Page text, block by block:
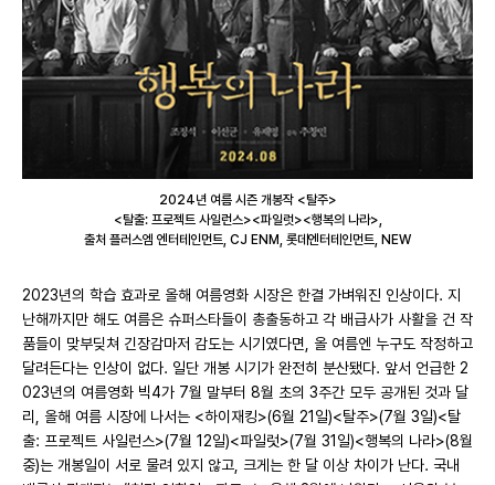
2024년 여름 시즌 개봉작 <탈주>
<탈출: 프로젝트 사일런스><파일럿><행복의 나라>,
출처 플러스엠 엔터테인먼트, CJ ENM, 롯데엔터테인먼트, NEW
2023년의 학습 효과로 올해 여름영화 시장은 한결 가벼워진 인상이다. 지
난해까지만 해도 여름은 슈퍼스타들이 총출동하고 각 배급사가 사활을 건 작
품들이 맞부딪쳐 긴장감마저 감도는 시기였다면, 올 여름엔 누구도 작정하고
달려든다는 인상이 없다. 일단 개봉 시기가 완전히 분산됐다. 앞서 언급한 2
023년의 여름영화 빅4가 7월 말부터 8월 초의 3주간 모두 공개된 것과 달
리, 올해 여름 시장에 나서는 <하이재킹>(6월 21일)<탈주>(7월 3일)<탈
출: 프로젝트 사일런스>(7월 12일)<파일럿>(7월 31일)<행복의 나라>(8월
중)는 개봉일이 서로 물려 있지 않고, 크게는 한 달 이상 차이가 난다. 국내